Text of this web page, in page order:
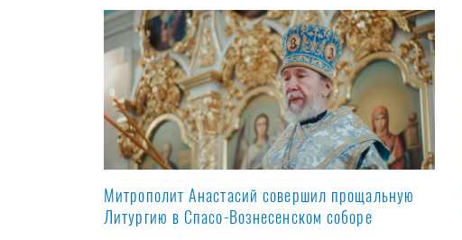
Митрополит Анастасий совершил прощальную
Литургию в Спасо-Вознесенском соборе